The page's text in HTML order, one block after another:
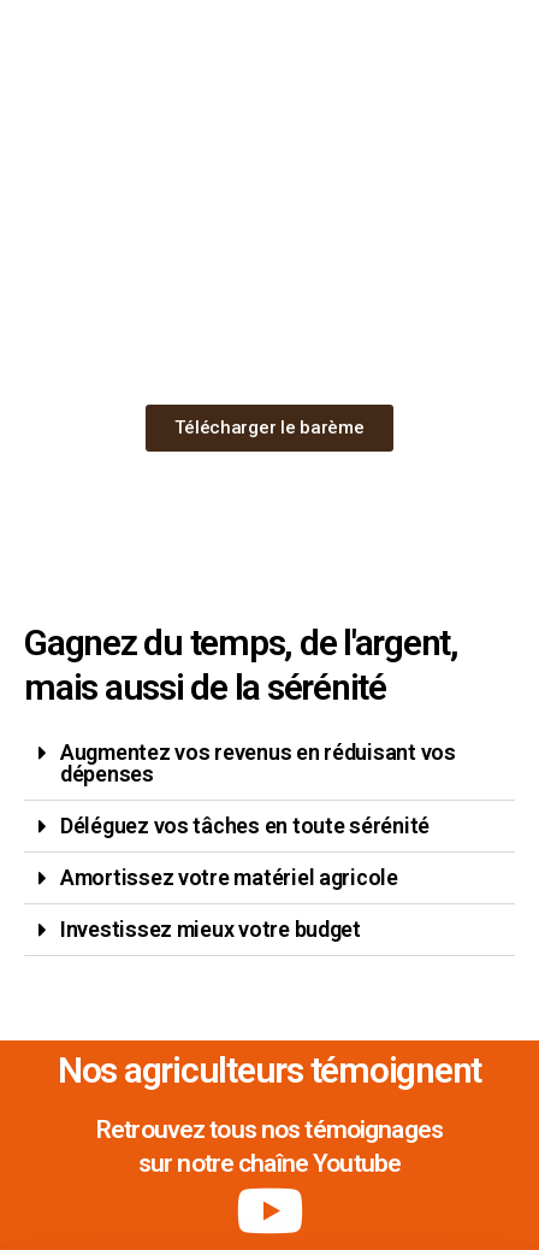
Télécharger le barème
Gagnez du temps, de l'argent,
mais aussi de la sérénité
Augmentez vos revenus en réduisant vos
dépenses
Déléguez vos tâches en toute sérénité
Amortissez votre matériel agricole
Investissez mieux votre budget
Nos agriculteurs témoignent
Retrouvez tous nos témoignages
sur notre chaîne Youtube